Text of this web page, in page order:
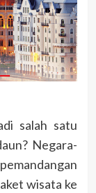
salah satu
Negara-
wisata ke